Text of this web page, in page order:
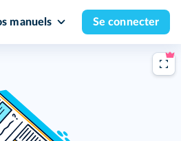
manuels Se connecter